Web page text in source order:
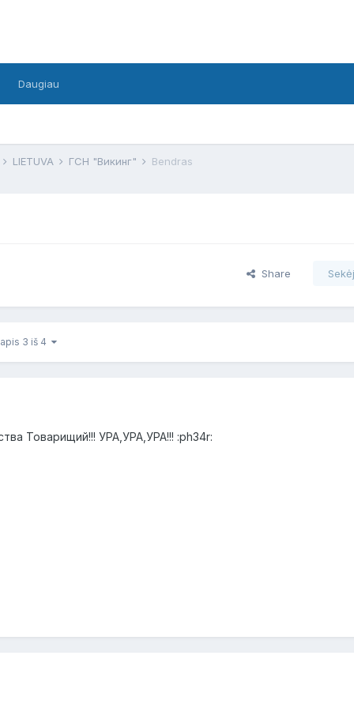
Daugiau
LIETUVA ГСН "Викинг" Bendras
Share
3 iš 4
Товарищий!!! УРА,УРА,УРА!!! :ph34r: